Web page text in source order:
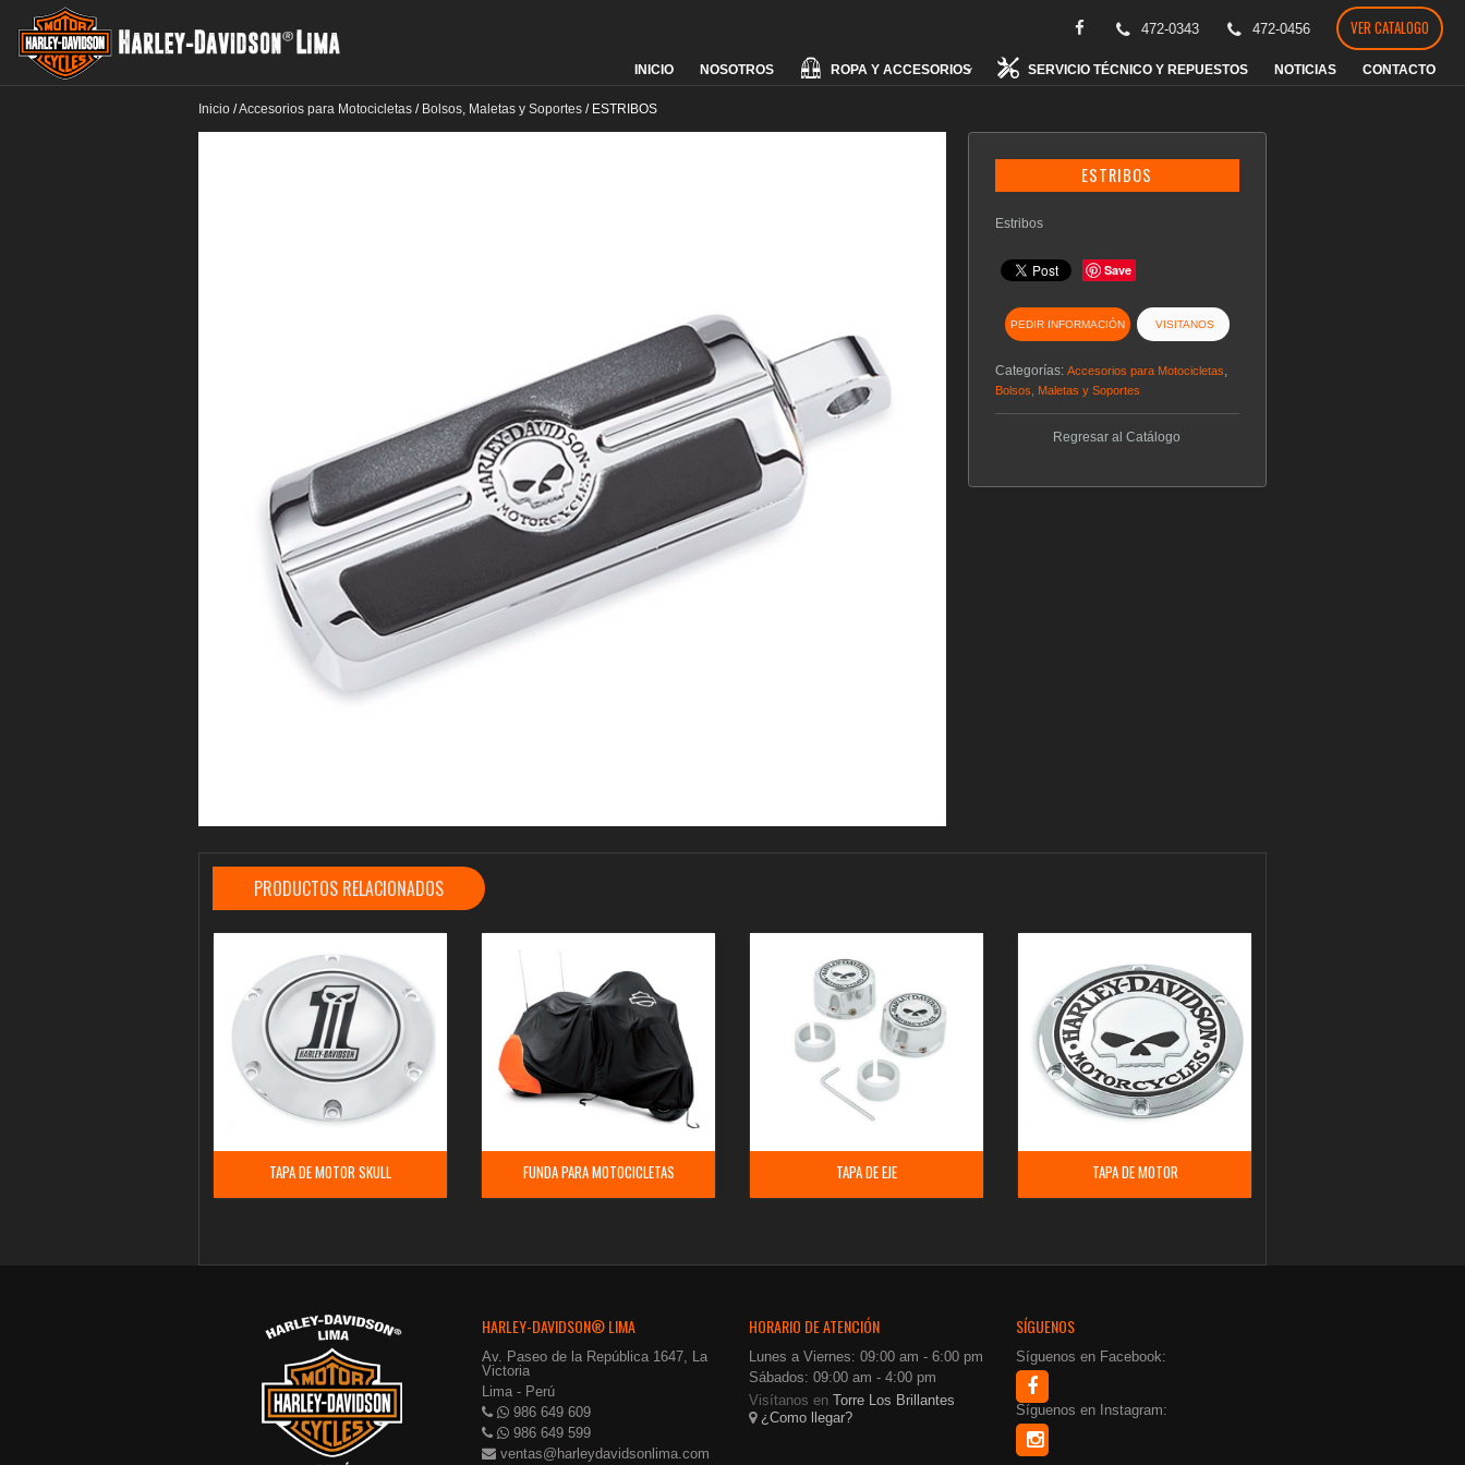
472-0343 472-0456 VER CATALOGO
Skip
to
content
INICIO NOSOTROS ROPA Y ACCESORIOS SERVICIO TÉCNICO Y REPUESTOS NOTICIAS CONTACTO
Inicio /Accesorios para Motocicletas / Bolsos, Maletas y Soportes / ESTRIBOS
ESTRIBOS
Estribos
Save
PEDIR INFORMACIÓN VISITANOS
Categorías: Accesorios para Motocicletas
Bolsos, Maletas y Soportes
Regresar al Catálogo
PRODUCTOS RELACIONADOS
TAPA DE MOTOR SKULL FUNDA PARA MOTOCICLETAS TAPA DE EJE TAPA DE MOTOR
HARLEY-DAVIDSON® LIMA
Av. Paseo de la República 1647, La
Victoria
Lima - Perú
986 649 609
986 649 599
ventas@harleydavidsonlima.com
HORARIO DE ATENCIÓN
Lunes a Viernes: 09:00 am - 6:00 pm
Sábados: 09:00 am - 4:00 pm
Visítanos en Torre Los Brillantes
¿Como llegar?
SÍGUENOS
Síguenos en Facebook:
Síguenos en Instagram: